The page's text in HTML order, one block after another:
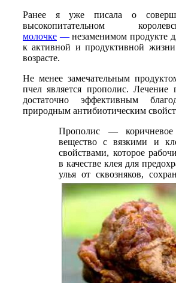
Ранее я уже писала о
высокопитательном
молочке —незаменимом продукте
к активной и продуктивной
возрасте.
Не менее замечательным
пчел является прополис. Лечение
достаточно эффективным
природным антибиотическим
Прополис — коричневое
вещество с вязкими и
свойствами, которое
в качестве клея для
улья от сквозняков,